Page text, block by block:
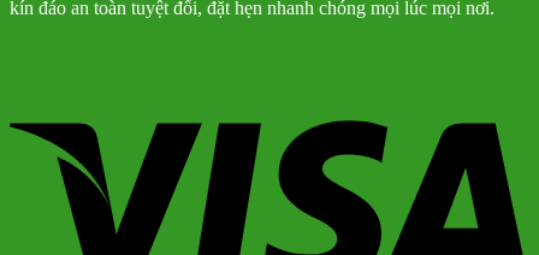
kín đáo an toàn tuyệt đối, đặt hẹn nhanh chóng mọi lúc mọi nơi.